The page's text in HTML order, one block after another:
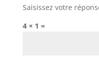
Saisissez votre
4 × 1 =